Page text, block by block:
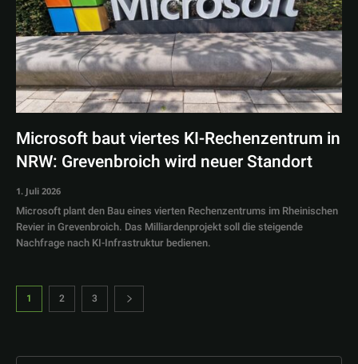
Microsoft baut viertes KI-Rechenzentrum in
NRW: Grevenbroich wird neuer Standort
1. Juli 2026
Microsoft plant den Bau eines vierten Rechenzentrums im Rheinischen
Revier in Grevenbroich. Das Milliardenprojekt soll die steigende
Nachfrage nach KI-Infrastruktur bedienen.
1 2 3